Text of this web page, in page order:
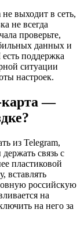
выходит в сеть,
не всегда
проверьте,
данных и
поддержка
ситуации
настроек.
карта —
из Telegram,
связь с
пластиковой
вставлять
российскую
на
на него за